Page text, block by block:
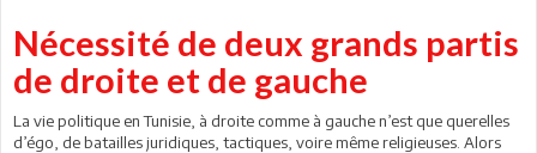
Nécessité de deux grands partis
de droite et de gauche
La vie politique en Tunisie, à droite comme à gauche n’est que querelles
d’égo, de batailles juridiques, tactiques, voire même religieuses. Alors